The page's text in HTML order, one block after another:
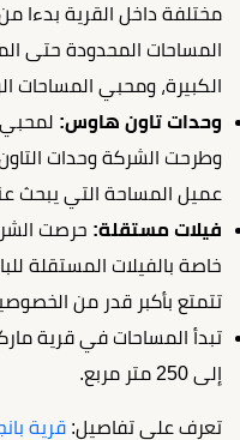
مختلفة داخل القرية بدءا
المساحات المحدودة حتى
الكبيرة، ومحبي المساحات
وحدات تاون هاوس: لمحبي
وطرحت الشركة وحدات
عميل المساحة التي يبحث
فيلات مستقلة: حرصت
خاصة بالفيلات المستقلة
تتمتع بأكبر قدر من
إلى 250 متر مربع.
تعرف على تفاصيل: قرية